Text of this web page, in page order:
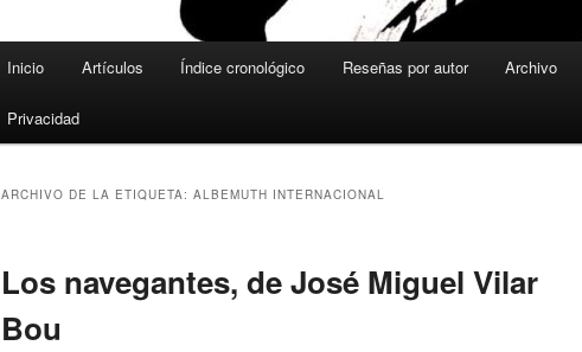
Inicio Artículos Índice cronológico Reseñas por autor Archivo
Privacidad
ARCHIVO DE LA ETIQUETA: ALBEMUTH INTERNACIONAL
Los navegantes, de José Miguel Vilar
Bou